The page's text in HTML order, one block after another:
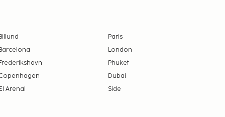
Paris
London
Phuket
Dubai
Arenal
Side